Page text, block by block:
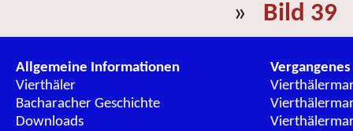
» Bild 39
Allgemeine Informationen
Vierthäler
Bacharacher Geschichte
Downloads
Vergangenes